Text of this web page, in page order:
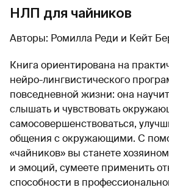
НЛП для чайников
Авторы: Ромилла Реди и Кейт
Книга ориентирована на
нейро-лингвистического
повседневной жизни: она
слышать и чувствовать
самосовершенствоваться,
общения с окружающими. С
«чайников» вы станете
и эмоций, сумеете применить
способности в